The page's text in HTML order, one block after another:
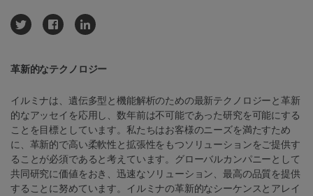
革新的なテクノロジー
イルミナは、遺伝多型と機能解析のための最新テクノロジーと革新
的なアッセイを応用し、数年前は不可能であった研究を可能にする
ことを目標としています。私たちはお客様のニーズを満たすため
に、革新的で高い柔軟性と拡張性をもつソリューションをご提供す
ることが必須であると考えています。グローバルカンパニーとして
共同研究に価値をおき、迅速なソリューション、最高の品質を提供
することに努めています。イルミナの革新的なシーケンスとアレイ